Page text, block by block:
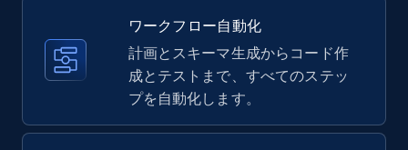
35.2K+ 5.7K+ 無料トライアル
ワークフロー自動化
計画とスキーマ生成からコード作
成とテストまで、すべてのステッ
プを自動化します。